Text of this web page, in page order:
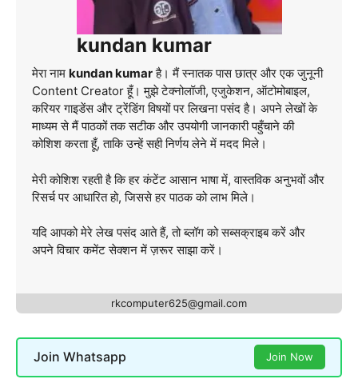
kundan kumar
मेरा नाम kundan kumarहै। मैं स्नातक पास छात्र और एक जुनूनी
Content Creator हूँ। मुझे टेक्नोलॉजी, एजुकेशन, ऑटोमोबाइल,
करियर गाइडेंस और ट्रेंडिंग विषयों पर लिखना पसंद है। अपने लेखों के
माध्यम से मैं पाठकों तक सटीक और उपयोगी जानकारी पहुँचाने की
कोशिश करता हूँ, ताकि उन्हें सही निर्णय लेने में मदद मिले।
मेरी कोशिश रहती है कि हर कंटेंट आसान भाषा में, वास्तविक अनुभवों और
रिसर्च पर आधारित हो, जिससे हर पाठक को लाभ मिले।
यदि आपको मेरे लेख पसंद आते हैं, तो ब्लॉग को सब्सक्राइब करें और
अपने विचार कमेंट सेक्शन में ज़रूर साझा करें।
rkcomputer625@gmail.com
Join Whatsapp Join Now